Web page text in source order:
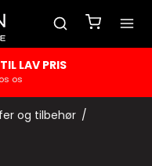
PRIS
og tilbehør /